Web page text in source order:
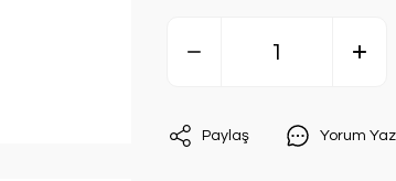
Paylaş Yorum Yaz